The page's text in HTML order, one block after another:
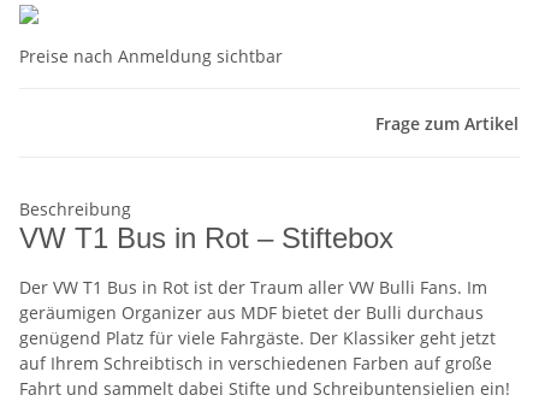
Preise nach Anmeldung sichtbar
Frage zum Artikel
Beschreibung
VW T1 Bus in Rot – Stiftebox
Der VW T1 Bus in Rot ist der Traum aller VW Bulli Fans. Im
geräumigen Organizer aus MDF bietet der Bulli durchaus
genügend Platz für viele Fahrgäste. Der Klassiker geht jetzt
auf Ihrem Schreibtisch in verschiedenen Farben auf große
Fahrt und sammelt dabei Stifte und Schreibuntensielien ein!